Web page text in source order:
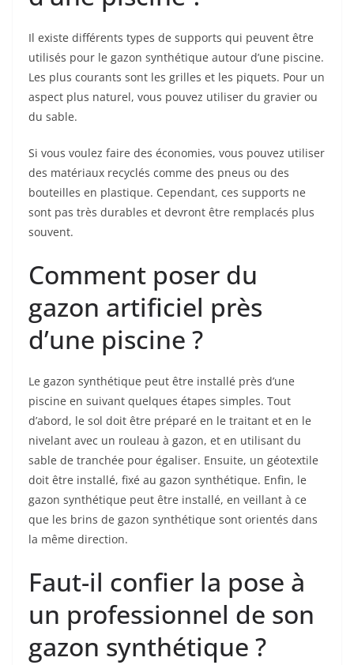
Il existe différents types de supports qui peuvent être
utilisés pour le gazon synthétique autour d’une piscine.
Les plus courants sont les grilles et les piquets. Pour un
aspect plus naturel, vous pouvez utiliser du gravier ou
du sable.
Si vous voulez faire des économies, vous pouvez utiliser
des matériaux recyclés comme des pneus ou des
bouteilles en plastique. Cependant, ces supports ne
sont pas très durables et devront être remplacés plus
souvent.
Comment poser du
gazon artificiel près
d’une piscine ?
Le gazon synthétique peut être installé près d’une
piscine en suivant quelques étapes simples. Tout
d’abord, le sol doit être préparé en le traitant et en le
nivelant avec un rouleau à gazon, et en utilisant du
sable de tranchée pour égaliser. Ensuite, un géotextile
doit être installé, fixé au gazon synthétique. Enfin, le
gazon synthétique peut être installé, en veillant à ce
que les brins de gazon synthétique sont orientés dans
la même direction.
Faut-il confier la pose à
un professionnel de son
gazon synthétique ?